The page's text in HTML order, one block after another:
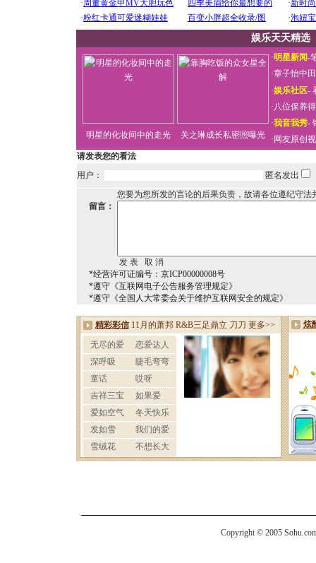
娱乐天天精选
明星的化妆间中的走光 关之琳成长私密照曝光
·明星新闻-
·章子怡中
·娱乐社区-
·八位保养
·我音我秀-
· 网友原创
请发表您的看法
用户：
匿名发出
您要为您所发的言论的后果负责，故请各位遵纪守法
留言：
*经营许可证编号：京ICP00000008号
*遵守《互联网电子公告服务管理规定》
*遵守《全国人大常委会关于维护互联网安全的规定》
Copyright © 2005